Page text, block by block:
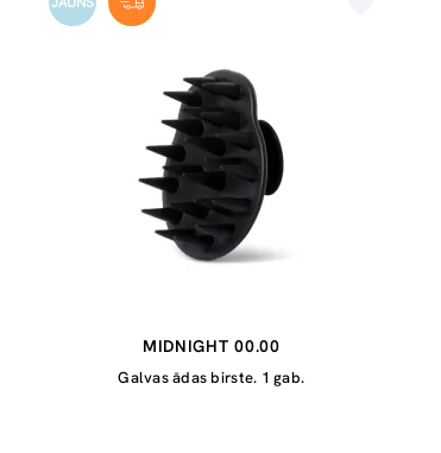
MIDNIGHT 00.00
Galvas ādas birste. 1 gab.